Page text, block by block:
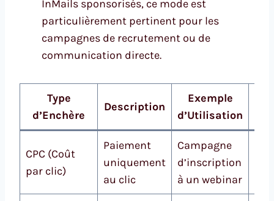
InMails sponsorisés, ce mode est
particulièrement pertinent pour les
campagnes de recrutement ou de
communication directe.
Type
d’Enchère
Description
Exemple
d’Utilisation
CPC (Coût
par clic)
Paiement
uniquement
au clic
Campagne
d’inscription
à un webinar